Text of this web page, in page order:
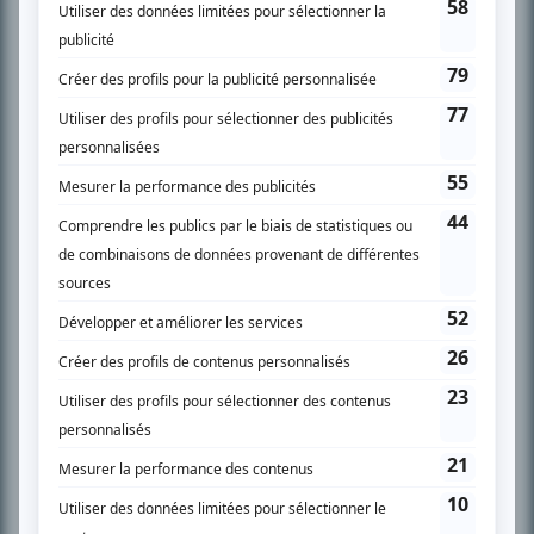
SUR LE RÉSEAU BIZZ MÉDIA
PLAN DU SITE
Accueil
Liste des oeuvres
Recherche avancée
À propos
Nous contacter
Termes et conditions
Politique de confidentialité
Gestion du consentement